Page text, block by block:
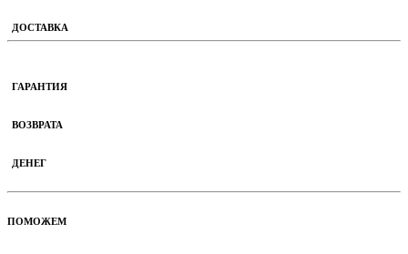
ДОСТАВКА
ГАРАНТИЯ
ВОЗВРАТА
ДЕНЕГ
ПОМОЖЕМ